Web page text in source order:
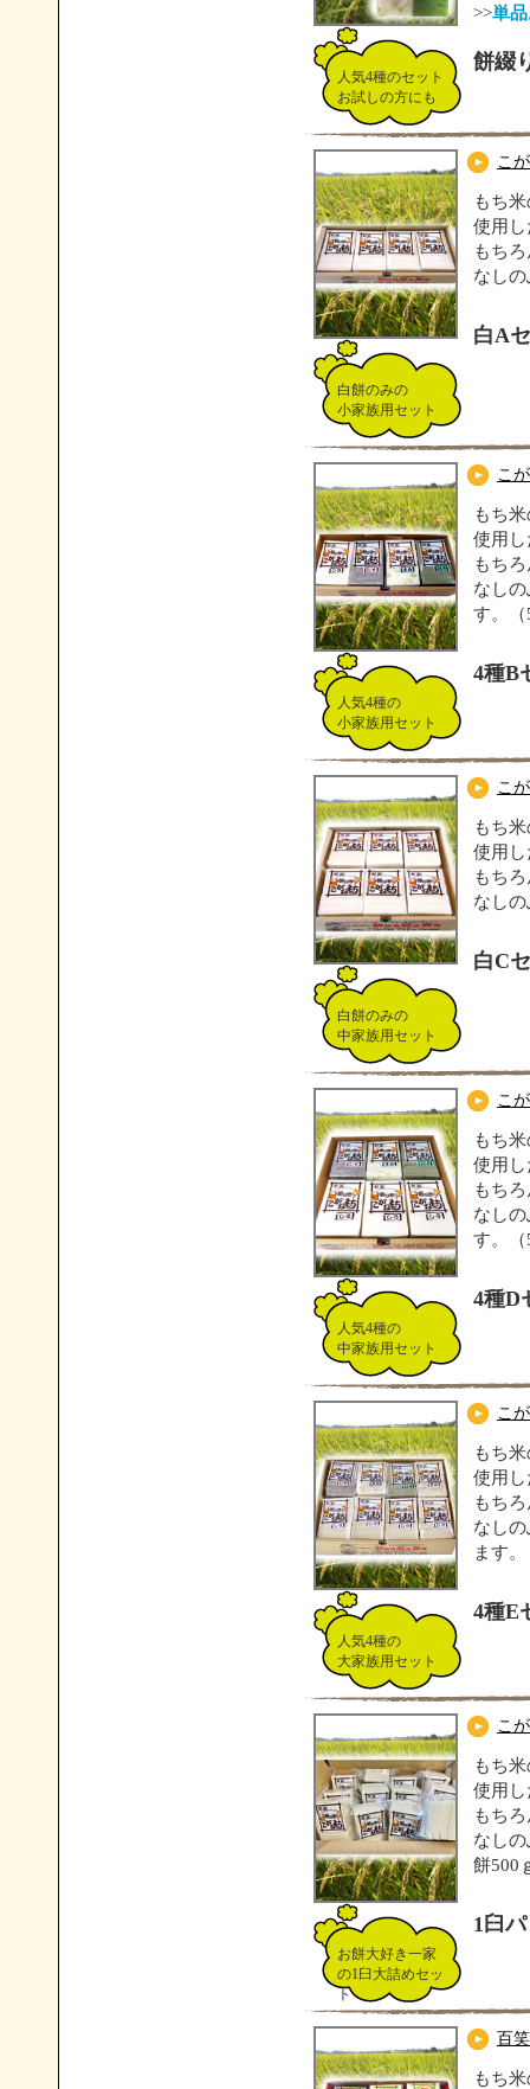
人気4種のセット
お試しの方にも
>>単
餅綴
白餅のみの
小家族用セット
こ
もち
使用
もち
なし
白A
人気4種の
小家族用セット
こ
もち
使用
もち
なし
す。（
4種B
白餅のみの
中家族用セット
こ
もち
使用
もち
なし
白C
人気4種の
中家族用セット
こ
もち
使用
もち
なし
す。（
4種D
人気4種の
大家族用セット
こ
もち
使用
もち
なし
ます
4種E
お餅大好き一家
の1臼大詰めセッ
ト
こ
もち
使用
もち
なし
餅500
1臼
百
もち